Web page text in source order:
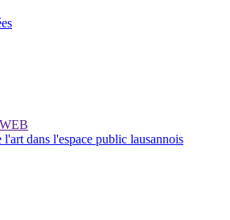
dans l'espace public lausannois